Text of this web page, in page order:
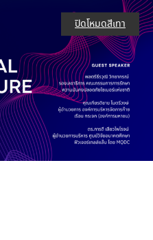
ปิดโหมดสีเทา